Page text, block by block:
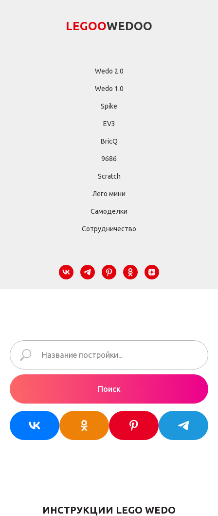
LEGООWEDОО
Wedo 2.0
Wedo 1.0
Spike
EV3
BricQ
9686
Scratch
Лего мини
Самоделки
Сотрудничество
Поиск
ИНСТРУКЦИИ LEGO WEDO